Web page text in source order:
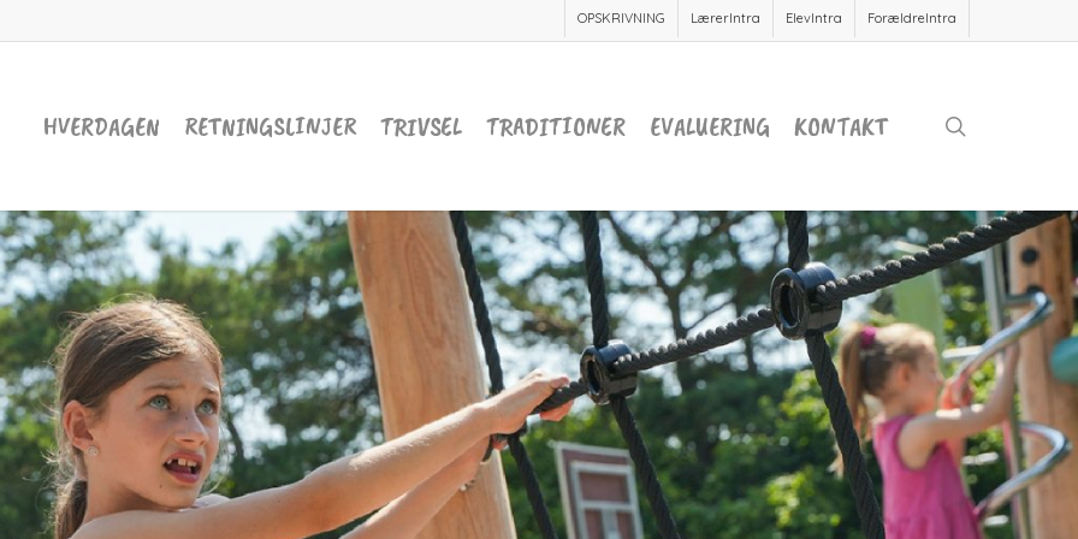
OPSKRIVNING LærerIntra ElevIntra ForældreIntra
HVERDAGEN RETNINGSLINJER TRIVSEL TRADITIONER EVALUERING KONTAKT